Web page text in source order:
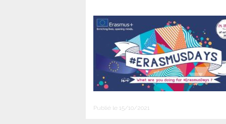
Publié le 15/10/2021